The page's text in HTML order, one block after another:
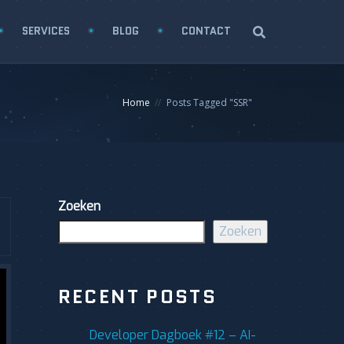
SERVICES BLOG CONTACT
Home Posts Tagged "SSR"
Zoeken
Zoeken
RECENT POSTS
Developer Dagboek #12 – AI-